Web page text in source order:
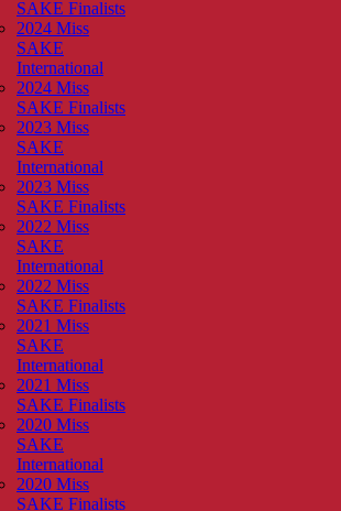
SAKE Finalists
2024 Miss
SAKE
International
2024 Miss
SAKE Finalists
2023 Miss
SAKE
International
2023 Miss
SAKE Finalists
2022 Miss
SAKE
International
2022 Miss
SAKE Finalists
2021 Miss
SAKE
International
2021 Miss
SAKE Finalists
2020 Miss
SAKE
International
2020 Miss
SAKE Finalists